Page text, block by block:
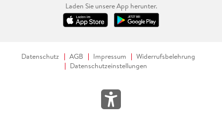
Laden Sie unsere App herunter.
Datenschutz AGB Impressum
Widerrufsbelehrung
Datenschutzeinstellungen